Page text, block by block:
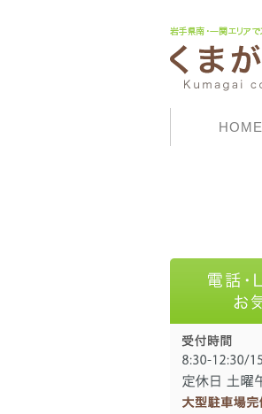
HOME